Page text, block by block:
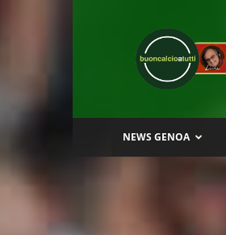
Buon
Calcio
a
Tutti
NEWS GENOA